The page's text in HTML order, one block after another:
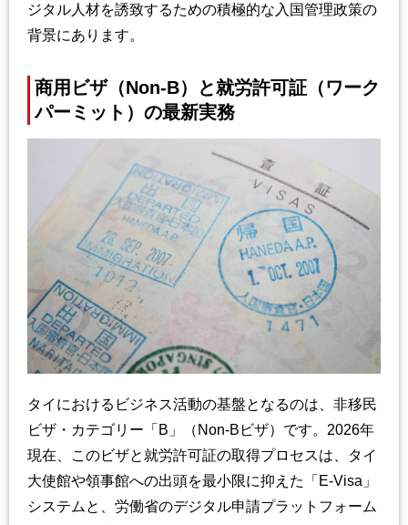
ジタル人材を誘致するための積極的な入国管理政策の
背景にあります。
商用ビザ（Non-B）と就労許可証（ワーク
パーミット）の最新実務
タイにおけるビジネス活動の基盤となるのは、非移民
ビザ・カテゴリー「B」（Non-Bビザ）です。2026年
現在、このビザと就労許可証の取得プロセスは、タイ
大使館や領事館への出頭を最小限に抑えた「E-Visa」
システムと、労働省のデジタル申請プラットフォーム